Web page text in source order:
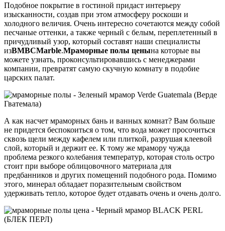
Подобное покрытие в гостиной придаст интерьеру
изысканности, создав при этом атмосферу роскоши и
холодного величия. Очень интересно сочетаются между собой
песчаные оттенки, а также черный с белым, переплетенный в
причудливый узор, который составят наши специалисты
изBMBCMarble.Мраморные полы ценына которые вы
можете узнать, проконсультировавшись с менеджерами
компании, превратят самую скучную комнату в подобие
царских палат.
А как насчет мраморных бань и ванных комнат? Вам больше
не придется беспокоиться о том, что вода может просочиться
сквозь щели между кафелем или плиткой, разрушая клеевой
слой, который и держит ее. К тому же мрамору чужда
проблема резкого колебания температур, которая столь остро
стоит при выборе облицовочного материала для
предбанников и других помещений подобного рода. Помимо
этого, минерал обладает поразительным свойством
удерживать тепло, которое будет отдавать очень и очень долго.